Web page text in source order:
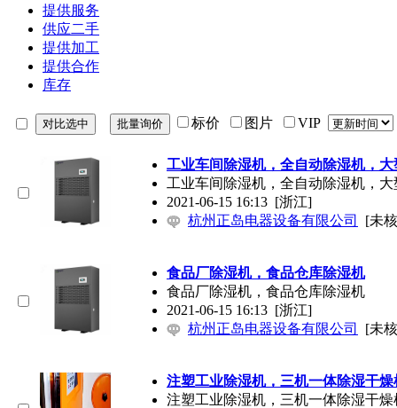
提供服务
供应二手
提供加工
提供合作
库存
标价 图片 VIP
工业车间除湿机，全自动除湿机，大
工业车间除湿机，全自动除湿机，
2021-06-15 16:13 [浙江]
杭州正岛电器设备有限公司
[未
食品厂除湿机，食品仓库除湿机
食品厂除湿机，食品仓库除湿机
2021-06-15 16:13 [浙江]
杭州正岛电器设备有限公司
[未
注塑工业除湿机，三机一体除湿干燥
注塑工业除湿机，三机一体除湿干燥